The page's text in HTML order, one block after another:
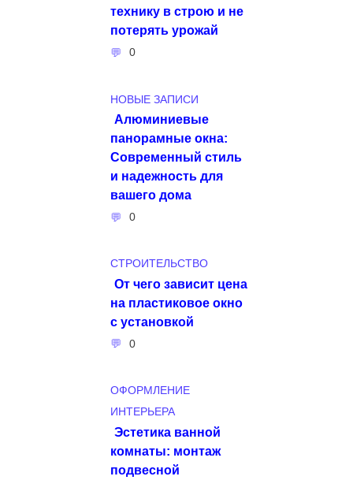
технику в строю и не
потерять урожай
0
НОВЫЕ ЗАПИСИ
Алюминиевые
панорамные окна:
Современный стиль
и надежность для
вашего дома
0
СТРОИТЕЛЬСТВО
От чего зависит цена
на пластиковое окно
с установкой
0
ОФОРМЛЕНИЕ
ИНТЕРЬЕРА
Эстетика ванной
комнаты: монтаж
подвесной